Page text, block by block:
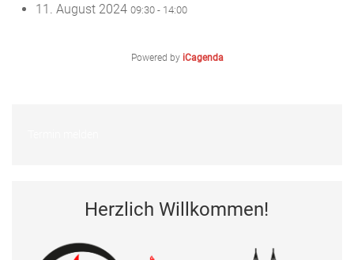
11. August 2024 09:30 - 14:00
Powered by iCagenda
Herzlich Willkommen!